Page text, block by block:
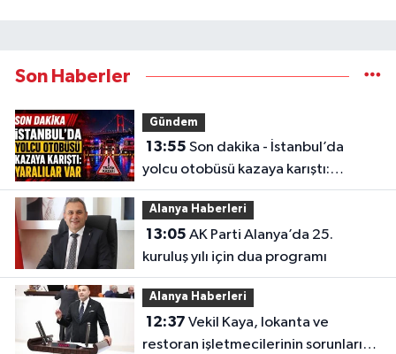
Son Haberler
Gündem
13:55
yolcu otobüsü kazaya karıştı:
Yaralılar var
Alanya Haberleri
13:05
kuruluş yılı için dua programı
Alanya Haberleri
12:37
restoran işletmecilerinin sorunlarını